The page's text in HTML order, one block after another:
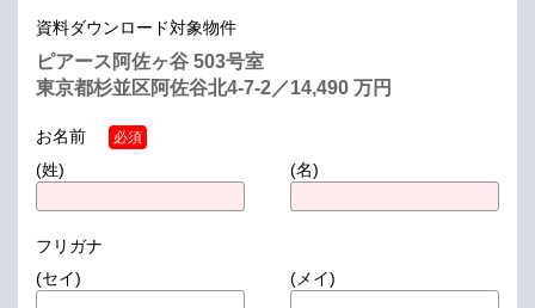
資料ダウンロード対象物件
ピアース阿佐ヶ谷 503号室
東京都杉並区阿佐谷北4-7-2／14,490 万円
お名前 必須
(姓) (名)
フリガナ
(セイ)
(メイ)